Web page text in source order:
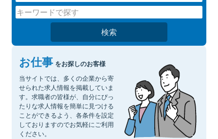
検索
お仕事 をお探しのお客様
当サイトでは、多くの企業から寄
せられた求人情報を掲載していま
す。求職者の皆様が、自分にぴっ
たりな求人情報を簡単に見つける
ことができるよう、各条件を設定
しておりますのでお気軽にご利用
ください。